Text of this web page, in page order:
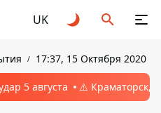
UK
17:37, 15 Октября 2020
5 августа ⚠️ Краматорск,